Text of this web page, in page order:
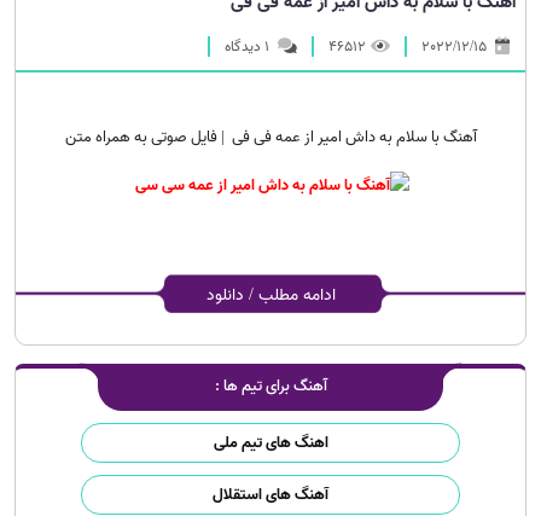
آهنگ برای تیم ها :
اهنگ های تیم ملی
آهنگ های استقلال
46512 ۱ دیدگاه
آهنگ با سلام به داش امیر از عمه فی فی | فایل صوتی به همراه متن
ادامه مطلب / دانلود